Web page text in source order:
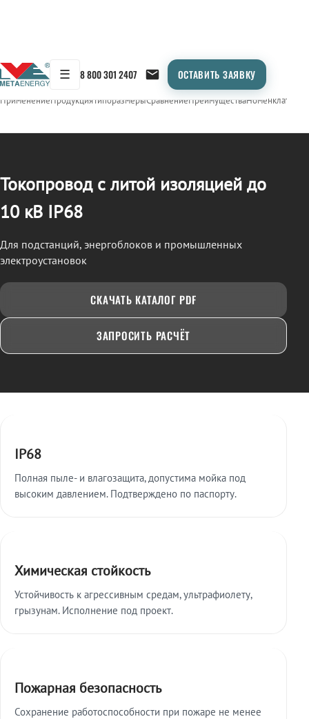
☰ 8 800 301 2407 ОСТАВИТЬ ЗАЯВКУ
← Продукция/ТОКОПРОВОД
ПрименениеПродукцияТипоразмерыСравнениеПреимуществаНоменклатура
Токопровод с литой изоляцией до
10 кВ IP68
Для подстанций, энергоблоков и промышленных
электроустановок
СКАЧАТЬ КАТАЛОГ PDF
ЗАПРОСИТЬ РАСЧЁТ
IP68
Полная пыле- и влагозащита, допустима мойка под
высоким давлением. Подтверждено по паспорту.
Химическая стойкость
Устойчивость к агрессивным средам, ультрафиолету,
грызунам. Исполнение под проект.
Пожарная безопасность
Сохранение работоспособности при пожаре не менее